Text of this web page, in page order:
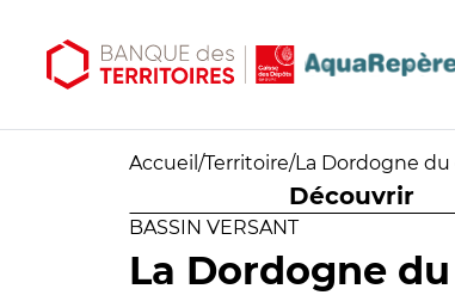
Accueil /Territoire/La Dordogne
Découvrir
BASSIN VERSANT
La Dordogne